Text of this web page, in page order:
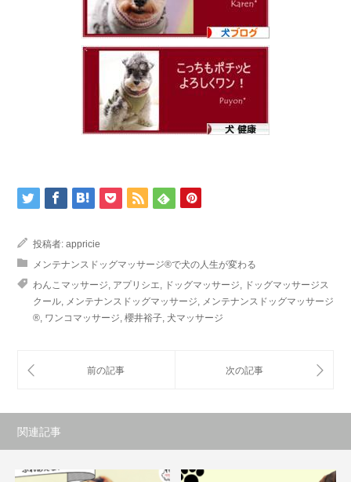
投稿者: appricie
メンテナンスドッグマッサージ®で犬の人生が変わる
わんこマッサージ, アプリシエ, ドッグマッサージ, ドッグマッサージス
クール, メンテナンスドッグマッサージ, メンテナンスドッグマッサージ
®, ワンコマッサージ, 櫻井裕子, 犬マッサージ
関連記事